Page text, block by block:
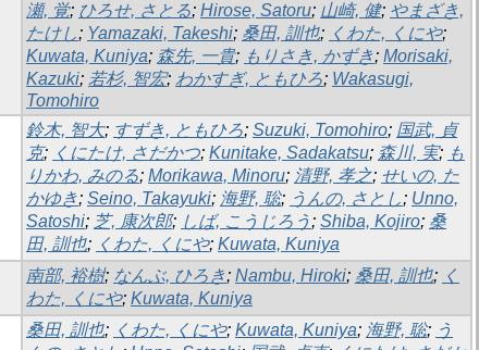
瀬, 覚; ひろせ, さとる; Hirose, Satoru; 山崎, 健; やまざき,
たけし; Yamazaki, Takeshi; 桑田, 訓也; くわた, くにや;
Kuwata, Kuniya; 森先, 一貴; もりさき, かずき; Morisaki,
Kazuki; 若杉, 智宏; わかすぎ, ともひろ; Wakasugi,
Tomohiro
鈴木, 智大; すずき, ともひろ; Suzuki, Tomohiro; 国武, 貞
克; くにたけ, さだかつ; Kunitake, Sadakatsu; 森川, 実; も
りかわ, みのる; Morikawa, Minoru; 清野, 孝之; せいの, た
かゆき; Seino, Takayuki; 海野, 聡; うんの, さとし; Unno,
Satoshi; 芝, 康次郎; しば, こうじろう ; Shiba, Kojiro; 桑
田, 訓也; くわた, くにや; Kuwata, Kuniya
南部, 裕樹; なんぶ, ひろき; Nambu, Hiroki; 桑田, 訓也; く
わた, くにや; Kuwata, Kuniya
桑田, 訓也; くわた, くにや; Kuwata, Kuniya; 海野, 聡; う